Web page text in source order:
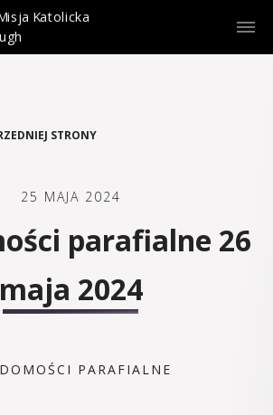
Katolicka
STRONY
25 MAJA 2024
parafialne 26
maja 2024
PARAFIALNE